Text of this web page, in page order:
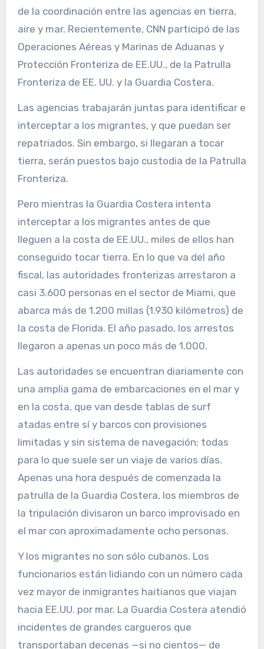
de la coordinación entre las agencias en tierra,
aire y mar. Recientemente, CNN participó de las
Operaciones Aéreas y Marinas de Aduanas y
Protección Fronteriza de EE.UU., de la Patrulla
Fronteriza de EE. UU. y la Guardia Costera.
Las agencias trabajarán juntas para identificar e
interceptar a los migrantes, y que puedan ser
repatriados. Sin embargo, si llegaran a tocar
tierra, serán puestos bajo custodia de la Patrulla
Fronteriza.
Pero mientras la Guardia Costera intenta
interceptar a los migrantes antes de que
lleguen a la costa de EE.UU., miles de ellos han
conseguido tocar tierra. En lo que va del año
fiscal, las autoridades fronterizas arrestaron a
casi 3.600 personas en el sector de Miami, que
abarca más de 1.200 millas (1.930 kilómetros) de
la costa de Florida. El año pasado, los arrestos
llegaron a apenas un poco más de 1.000.
Las autoridades se encuentran diariamente con
una amplia gama de embarcaciones en el mar y
en la costa, que van desde tablas de surf
atadas entre sí y barcos con provisiones
limitadas y sin sistema de navegación; todas
para lo que suele ser un viaje de varios días.
Apenas una hora después de comenzada la
patrulla de la Guardia Costera, los miembros de
la tripulación divisaron un barco improvisado en
el mar con aproximadamente ocho personas.
Y los migrantes no son sólo cubanos. Los
funcionarios están lidiando con un número cada
vez mayor de inmigrantes haitianos que viajan
hacia EE.UU. por mar. La Guardia Costera atendió
incidentes de grandes cargueros que
transportaban decenas —si no cientos— de